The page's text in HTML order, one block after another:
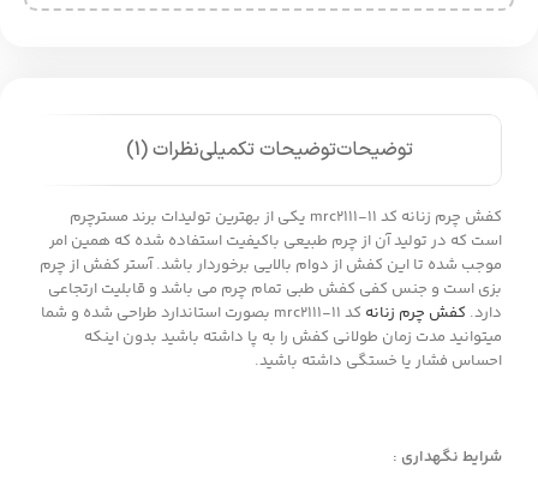
توضیحاتتوضیحات تکمیلینظرات (1)
کفش چرم زنانه کد mrc2111-11 یکی از بهترین تولیدات برند مسترچرم
است که در تولید آن از چرم طبیعی باکیفیت استفاده شده که همین امر
موجب شده تا این کفش از دوام بالایی برخوردار باشد. آستر کفش از چرم
بزی است و جنس کفی کفش طبی تمام چرم می باشد و قابلیت ارتجاعی
دارد. کفش چرم زنانه
کد mrc2111-11 بصورت استاندارد طراحی شده و شما
میتوانید مدت زمان طولانی کفش را به پا داشته باشید بدون اینکه
احساس فشار یا خستگی داشته باشید.
شرایط نگهداری :